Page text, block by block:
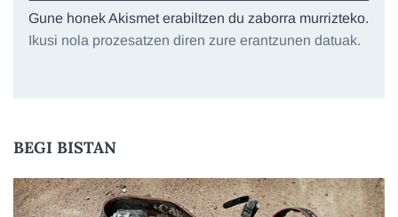
Gune honek Akismet erabiltzen du zaborra murrizteko.
Ikusi nola prozesatzen diren zure erantzunen datuak.
BEGI BISTAN